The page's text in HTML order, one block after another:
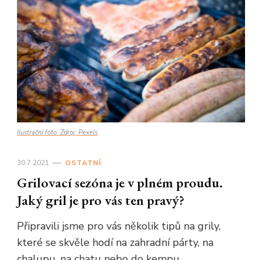
Ilustrační foto. Zdroj: Pexels
30.7.2021 OSTATNÍ
Grilovací sezóna je v plném proudu.
Jaký gril je pro vás ten pravý?
Připravili jsme pro vás několik tipů na grily,
které se skvěle hodí na zahradní párty, na